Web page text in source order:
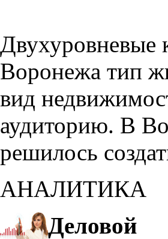
Двухуровневые
Воронежа тип
вид
аудиторию. В
решилось
АНАЛИТИКА
Деловой